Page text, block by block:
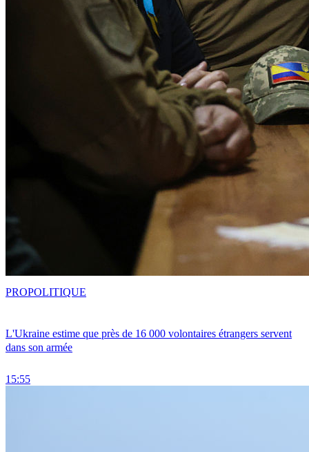
L'Ukraine estime que près de 16 000 volontaires étrangers servent
dans son armée
15:55
PROPOLITIQUE